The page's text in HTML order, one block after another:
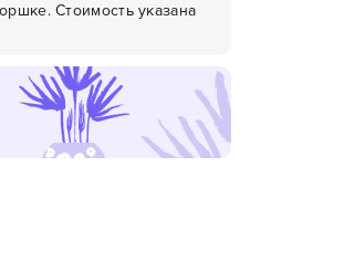
Стоимость указана